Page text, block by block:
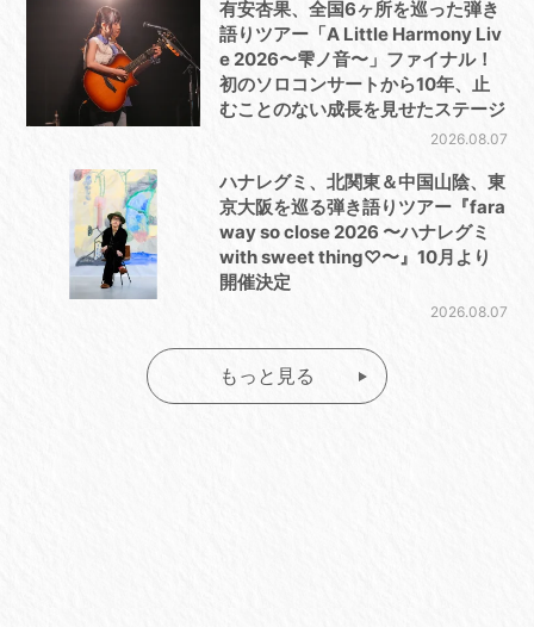
有安杏果、全国6ヶ所を巡った弾き
語りツアー「A Little Harmony Liv
e 2026〜雫ノ音〜」ファイナル！
初のソロコンサートから10年、止
むことのない成長を見せたステージ
2026.08.07
ハナレグミ、北関東＆中国山陰、東
京大阪を巡る弾き語りツアー『fara
way so close 2026 〜ハナレグミ
with sweet thing♡〜』10月より
開催決定
2026.08.07
もっと見る